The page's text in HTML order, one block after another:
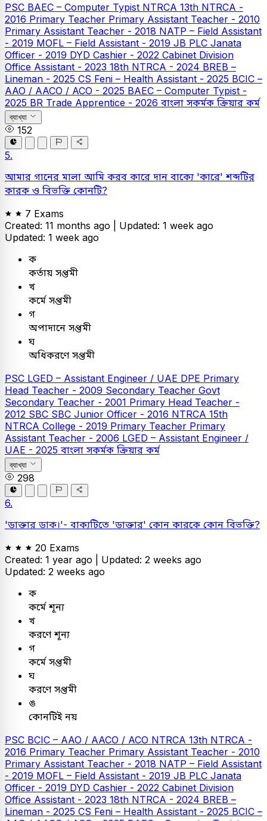
PSC BAEC – Computer Typist NTRCA 13th NTRCA -
2016 Primary Teacher Primary Assistant Teacher - 2010
Primary Assistant Teacher - 2018 NATP – Field Assistant
- 2019 MOFL – Field Assistant - 2019 JB PLC Janata
Officer - 2019 DYD Cashier - 2022 Cabinet Division
Office Assistant - 2023 18th NTRCA - 2024 BREB –
Lineman - 2025 CS Feni – Health Assistant - 2025 BCIC –
AAO / AACO / ACO - 2025 BAEC – Computer Typist -
2025 BR Trade Apprentice - 2026 বাংলা সকর্মক ক্রিয়ার কর্ম
ব্যাখ্যা
152
5.
আমার গানের মালা আমি করব কারে দান বাক্যে 'কারে' শব্দটির
কারক ও বিভক্তি কোনটি?
7 Exams
Created: 11 months ago | Updated: 1 week ago
Updated: 1 week ago
ক
কর্তায় সপ্তমী
খ
কর্মে সপ্তমী
গ
অপাদানে সপ্তমী
ঘ
অধিকরণে সপ্তমী
PSC LGED – Assistant Engineer / UAE DPE Primary
Head Teacher - 2009 Secondary Teacher Govt
Secondary Teacher - 2001 Primary Head Teacher -
2012 SBC SBC Junior Officer - 2016 NTRCA 15th
NTRCA College - 2019 Primary Teacher Primary
Assistant Teacher - 2006 LGED – Assistant Engineer /
UAE - 2025 বাংলা সকর্মক ক্রিয়ার কর্ম
ব্যাখ্যা
298
6.
'ডাক্তার ডাক।'- বাক্যটিতে 'ডাক্তার' কোন কারকে কোন বিভক্তি?
20 Exams
Created: 1 year ago | Updated: 2 weeks ago
Updated: 2 weeks ago
ক
কর্মে শূন্য
খ
করণে শূন্য
গ
কর্মে সপ্তমী
ঘ
করণে সপ্তমী
ঙ
কোনটিই নয়
PSC BCIC – AAO / AACO / ACO NTRCA 13th NTRCA -
2016 Primary Teacher Primary Assistant Teacher - 2010
Primary Assistant Teacher - 2018 NATP – Field Assistant
- 2019 MOFL – Field Assistant - 2019 JB PLC Janata
Officer - 2019 DYD Cashier - 2022 Cabinet Division
Office Assistant - 2023 18th NTRCA - 2024 BREB –
Lineman - 2025 CS Feni – Health Assistant - 2025 BCIC –